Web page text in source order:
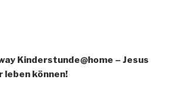
Kinderstunde@home – Jesus
leben können!